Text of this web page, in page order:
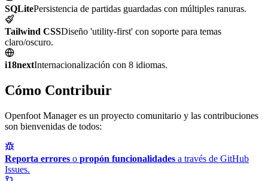
SQLitePersistencia de partidas guardadas con múltiples ranuras.
Tailwind CSSDiseño 'utility-first' con soporte para temas
claro/oscuro.
i18nextInternacionalización con 8 idiomas.
Cómo Contribuir
Openfoot Manager es un proyecto comunitario y las contribuciones
son bienvenidas de todos:
Reporta errores o propón funcionalidades a través de GitHub
Issues.